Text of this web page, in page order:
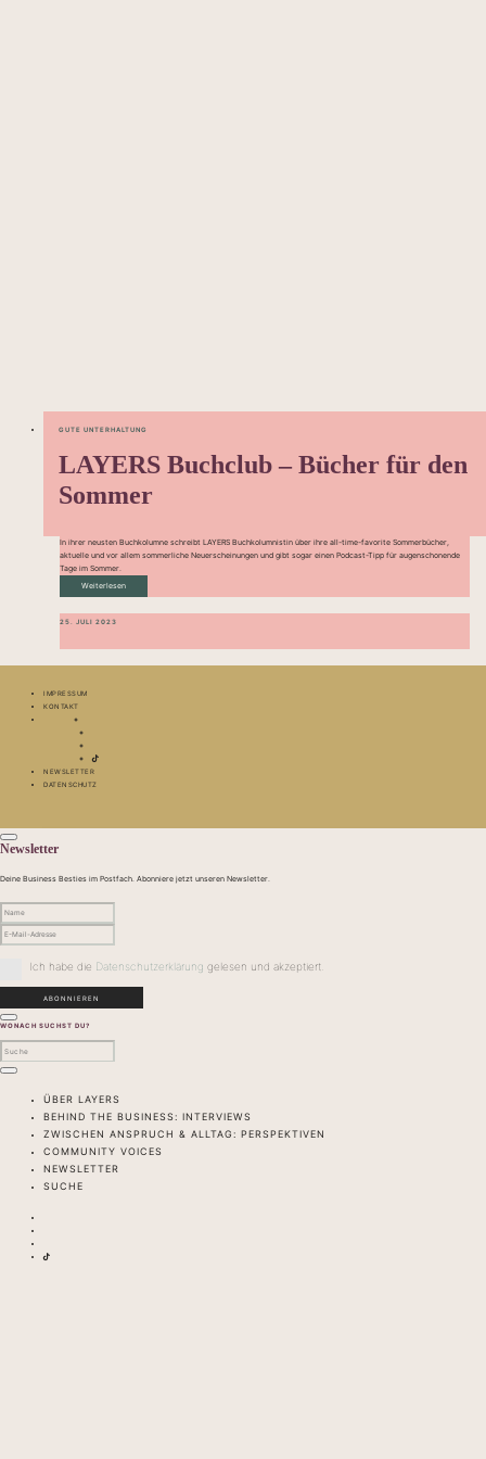
GUTE UNTERHALTUNG
LAYERS Buchclub – Bücher für den
Sommer
In ihrer neusten Buchkolumne schreibt LAYERS Buchkolumnistin über ihre all-time-favorite Sommerbücher,
aktuelle und vor allem sommerliche Neuerscheinungen und gibt sogar einen Podcast-Tipp für augenschonende
Tage im Sommer.
Weiterlesen
25. JULI 2023
IMPRESSUM
KONTAKT
NEWSLETTER
DATENSCHUTZ
Newsletter
Deine Business Besties im Postfach. Abonniere jetzt unseren Newsletter.
Ich habe die Datenschutzerklärung gelesen und akzeptiert.
WONACH SUCHST DU?
ÜBER LAYERS
BEHIND THE BUSINESS: INTERVIEWS
ZWISCHEN ANSPRUCH & ALLTAG: PERSPEKTIVEN
COMMUNITY VOICES
NEWSLETTER
SUCHE